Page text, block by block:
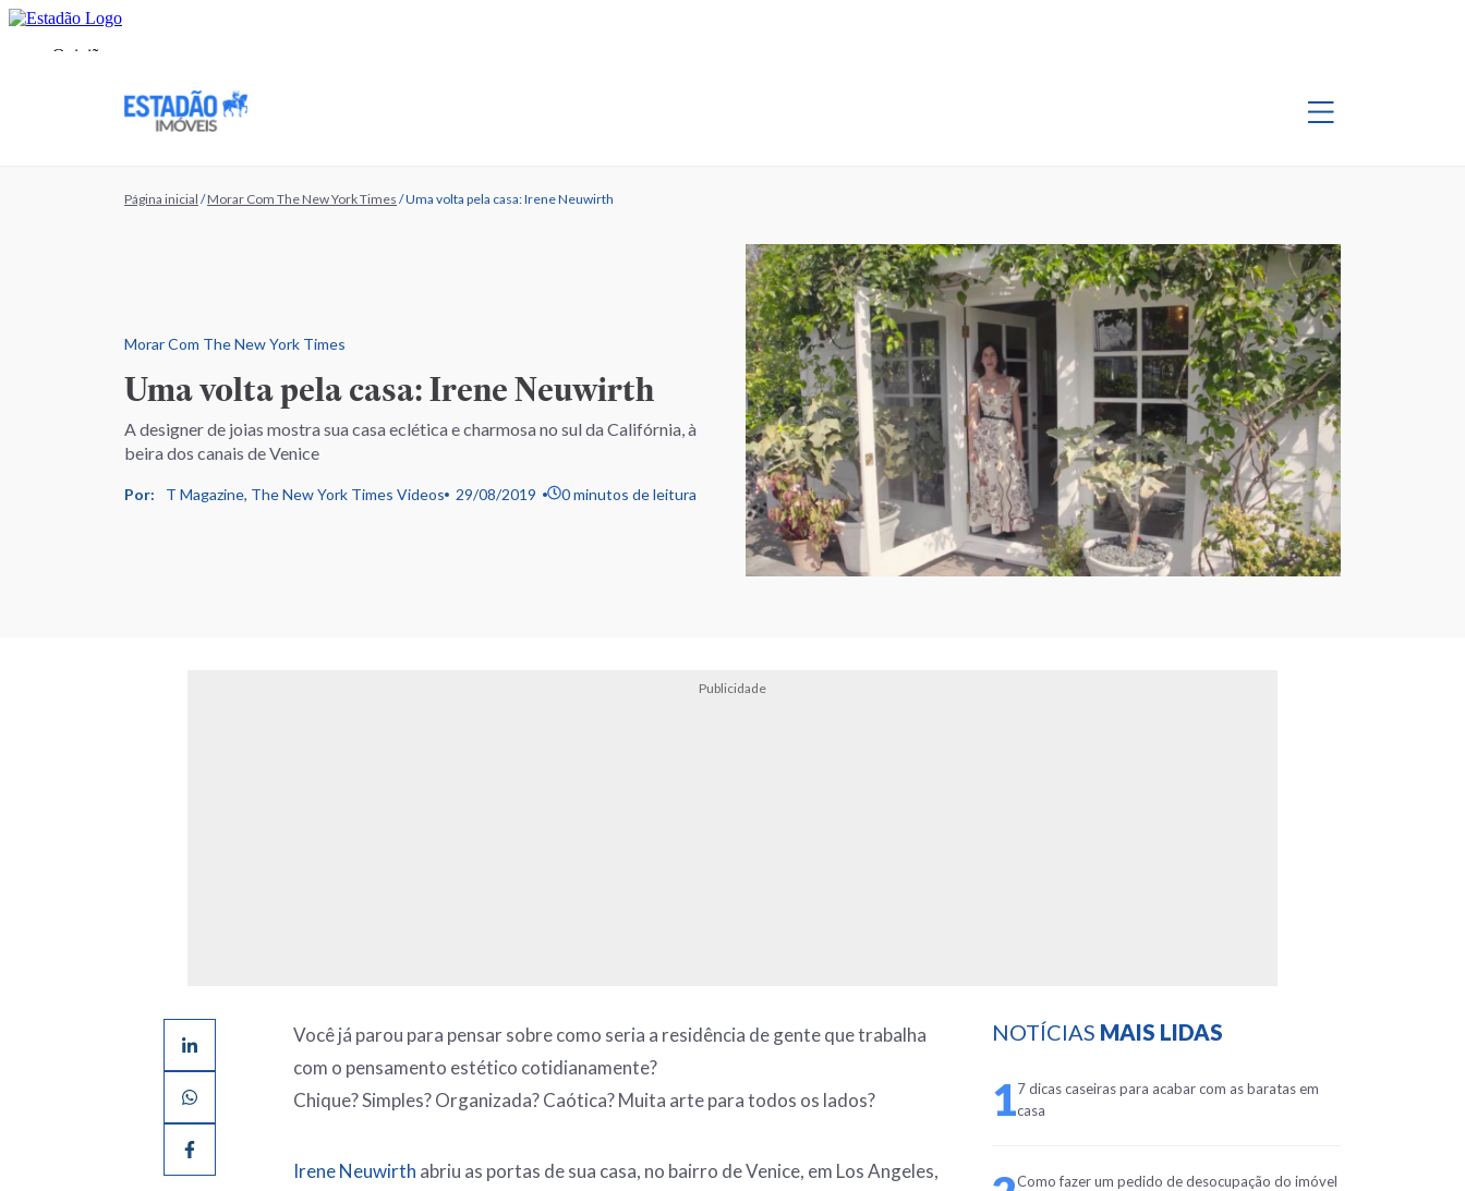
Página inicial /Morar Com The New York Times /Uma volta pela casa: Irene Neuwirth
Morar Com The New York Times
Uma volta pela casa: Irene Neuwirth
A designer de joias mostra sua casa eclética e charmosa no sul da Califórnia, à
beira dos canais de Venice
Por: T Magazine, The New York Times Videos 29/08/2019 0 minutos de leitura
Publicidade
Você já parou para pensar sobre como seria a residência de gente que trabalha
com o pensamento estético cotidianamente?
Chique? Simples? Organizada? Caótica? Muita arte para todos os lados?
Irene Neuwirth abriu as portas de sua casa, no bairro de Venice, em Los Angeles,
NOTÍCIAS MAIS LIDAS
17 dicas caseiras para acabar com as baratas em
casa
Como fazer um pedido de desocupação do imóvel